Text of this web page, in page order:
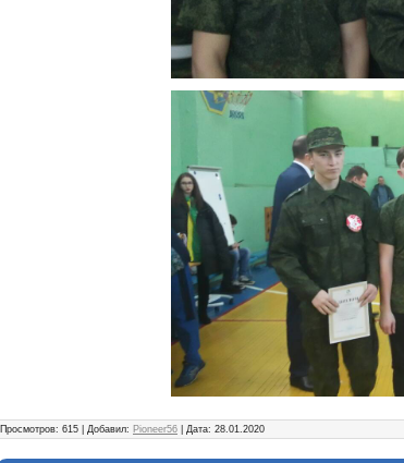
Просмотров: 615 | Добавил: Pioneer56 | Дата: 28.01.2020